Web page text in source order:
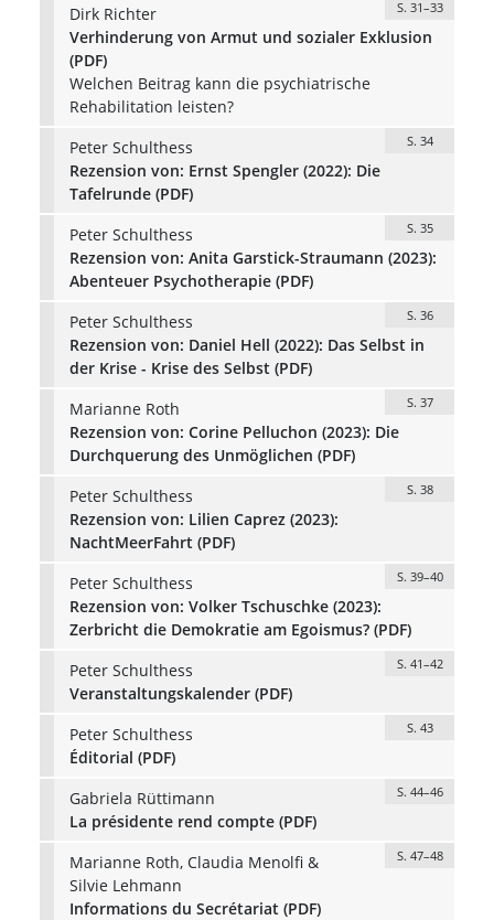
Dirk Richter S. 31–33
Verhinderung von Armut und sozialer Exklusion
(PDF)
Welchen Beitrag kann die psychiatrische
Rehabilitation leisten?
Peter Schulthess
S. 34
Rezension von: Ernst Spengler (2022): Die
Tafelrunde (PDF)
Peter Schulthess
S. 35
Rezension von: Anita Garstick-Straumann (2023):
Abenteuer Psychotherapie (PDF)
Peter Schulthess
S. 36
Rezension von: Daniel Hell (2022): Das Selbst in
der Krise - Krise des Selbst (PDF)
Marianne Roth
S. 37
Rezension von: Corine Pelluchon (2023): Die
Durchquerung des Unmöglichen (PDF)
Peter Schulthess
S. 38
Rezension von: Lilien Caprez (2023):
NachtMeerFahrt (PDF)
Peter Schulthess
S. 39–40
Rezension von: Volker Tschuschke (2023):
Zerbricht die Demokratie am Egoismus? (PDF)
Peter Schulthess
S. 41–42
Veranstaltungskalender (PDF)
Peter Schulthess
S. 43
Éditorial (PDF)
Gabriela Rüttimann
S. 44–46
La présidente rend compte (PDF)
Marianne Roth, Claudia Menolfi &
Silvie Lehmann
S. 47–48
Informations du Secrétariat (PDF)